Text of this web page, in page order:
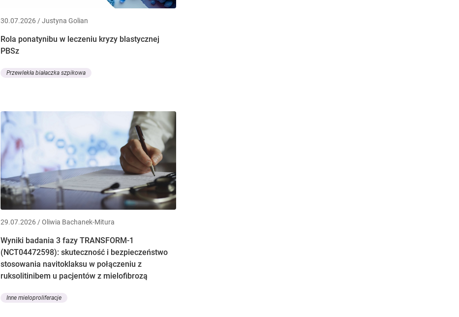
30.07.2026 / Justyna Golian
Rola ponatynibu w leczeniu kryzy blastycznej
PBSz
Przewlekła białaczka szpikowa
29.07.2026 / Oliwia Bachanek-Mitura
Wyniki badania 3 fazy TRANSFORM-1
(NCT04472598): skuteczność i bezpieczeństwo
stosowania navitoklaksu w połączeniu z
ruksolitinibem u pacjentów z mielofibrozą
Inne mieloproliferacje